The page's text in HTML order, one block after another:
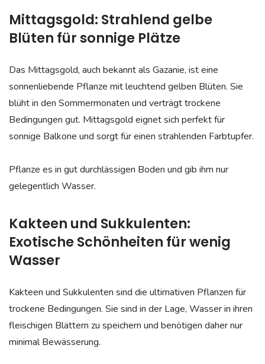
Mittagsgold: Strahlend gelbe
Blüten für sonnige Plätze
Das Mittagsgold, auch bekannt als Gazanie, ist eine
sonnenliebende Pflanze mit leuchtend gelben Blüten. Sie
blüht in den Sommermonaten und verträgt trockene
Bedingungen gut. Mittagsgold eignet sich perfekt für
sonnige Balkone und sorgt für einen strahlenden Farbtupfer.
Pflanze es in gut durchlässigen Boden und gib ihm nur
gelegentlich Wasser.
Kakteen und Sukkulenten:
Exotische Schönheiten für wenig
Wasser
Kakteen und Sukkulenten sind die ultimativen Pflanzen für
trockene Bedingungen. Sie sind in der Lage, Wasser in ihren
fleischigen Blättern zu speichern und benötigen daher nur
minimal Bewässerung.